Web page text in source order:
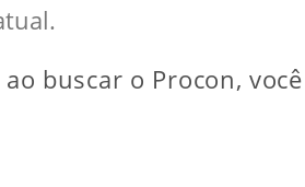
buscar o Procon,